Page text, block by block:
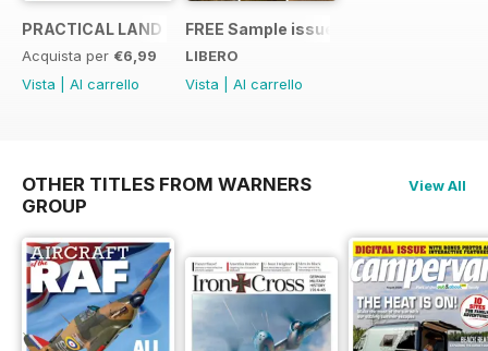
PRACTICAL LAND ROVER DEFENDER SPECIAL Autumn 2021
Acquista per €6,99
Vista
Al carrello
FREE Sample issue
LIBERO
Vista
Al carrello
OTHER TITLES FROM WARNERS
GROUP
View All